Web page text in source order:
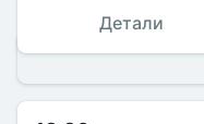
Детали